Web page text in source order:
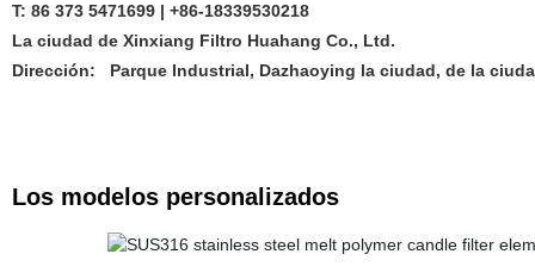
T: 86 373 5471699 | +86-18339530218
La ciudad de Xinxiang Filtro Huahang Co., Ltd.
Dirección: Parque Industrial, Dazhaoying la ciudad, de la
Los modelos personalizados